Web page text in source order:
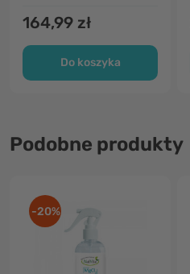
164,99 zł
Do koszyka
Podobne produkty
-20%